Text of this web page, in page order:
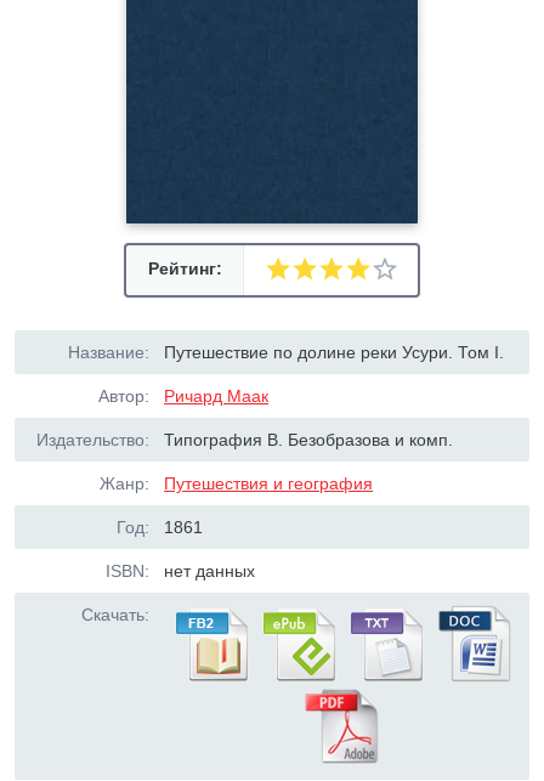
Рейтинг:
Название: Путешествие по долине реки Усури. Том I.
Автор: Ричард Маак
Издательство: Типография В. Безобразова и комп.
Жанр: Путешествия и география
Год: 1861
ISBN: нет данных
Скачать: